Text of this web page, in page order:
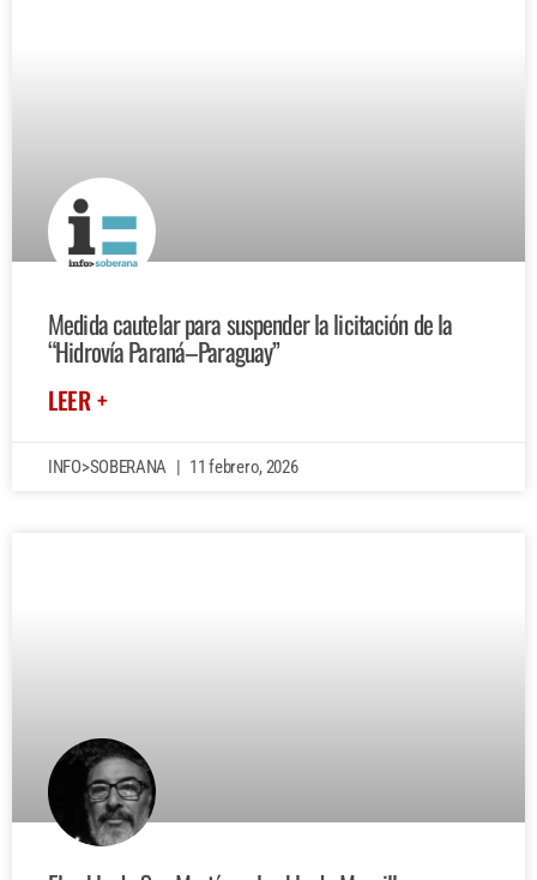
Medida cautelar para suspender la licitación de la
“Hidrovía Paraná–Paraguay”
LEER +
INFO>SOBERANA 11 febrero, 2026